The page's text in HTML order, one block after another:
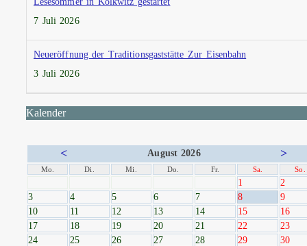
7 Juli 2026
Neueröffnung der Traditionsgaststätte Zur Eisenbahn
3 Juli 2026
Kalender
< August 2026 >
Mo. Di. Mi. Do. Fr. Sa. So.
1
2
3
4 5 6 7 8
9
10
11 12 13 14 15
16
17
18 19 20 21 22
23
24
25 26 27 28 29
30